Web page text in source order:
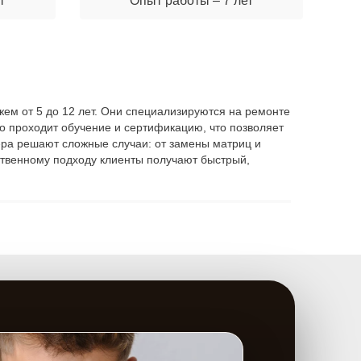
от 5 до 12 лет. Они специализируются на ремонте
обучение и сертификацию, что позволяет
решают сложные случаи: от замены матриц и
подходу клиенты получают быстрый,